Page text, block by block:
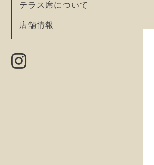
テラス席について
店舗情報